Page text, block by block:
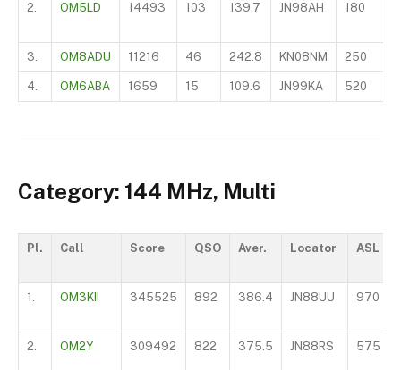
2. OM5LD 14493 103 139.7 JN98AH 180
3. OM8ADU 11216 46 242.8 KN08NM 250
4. OM6ABA 1659 15 109.6 JN99KA 520
Category: 144 MHz, Multi
Pl. Call Score QSO Aver. Locator ASL
1. OM3KII 345525 892 386.4 JN88UU 970
2. OM2Y 309492 822 375.5 JN88RS 575